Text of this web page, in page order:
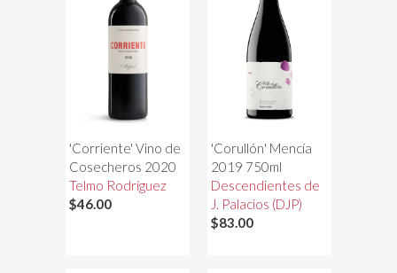
'Corriente' Vino de
Cosecheros 2020
Telmo Rodríguez
$46.00
'Corullón' Mencía
2019 750ml
Descendientes de
J. Palacios (DJP)
$83.00